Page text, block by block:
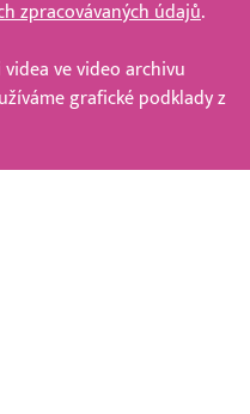
zpracovávaných údajů.
ve video archivu
grafické podklady z